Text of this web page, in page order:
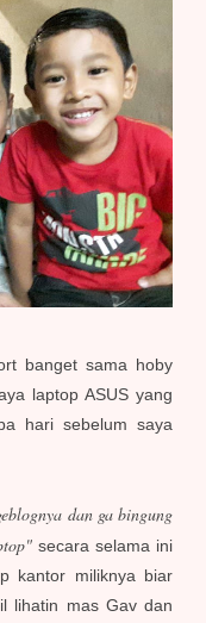
banget sama hoby
laptop ASUS yang
hari sebelum saya
dan ga bingung
secara selama ini
kantor miliknya biar
lihatin mas Gav dan